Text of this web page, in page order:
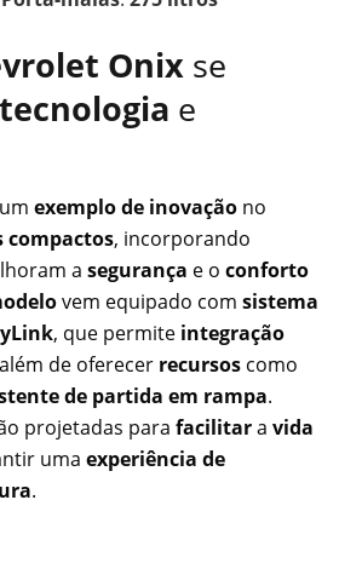
Onix se
tecnologia e
exemplo de inovação no
compactos, incorporando
a segurança e o conforto
vem equipado com sistema
, que permite integração
de oferecer recursos como
de partida em rampa.
projetadas para facilitara vida
uma experiência de
.